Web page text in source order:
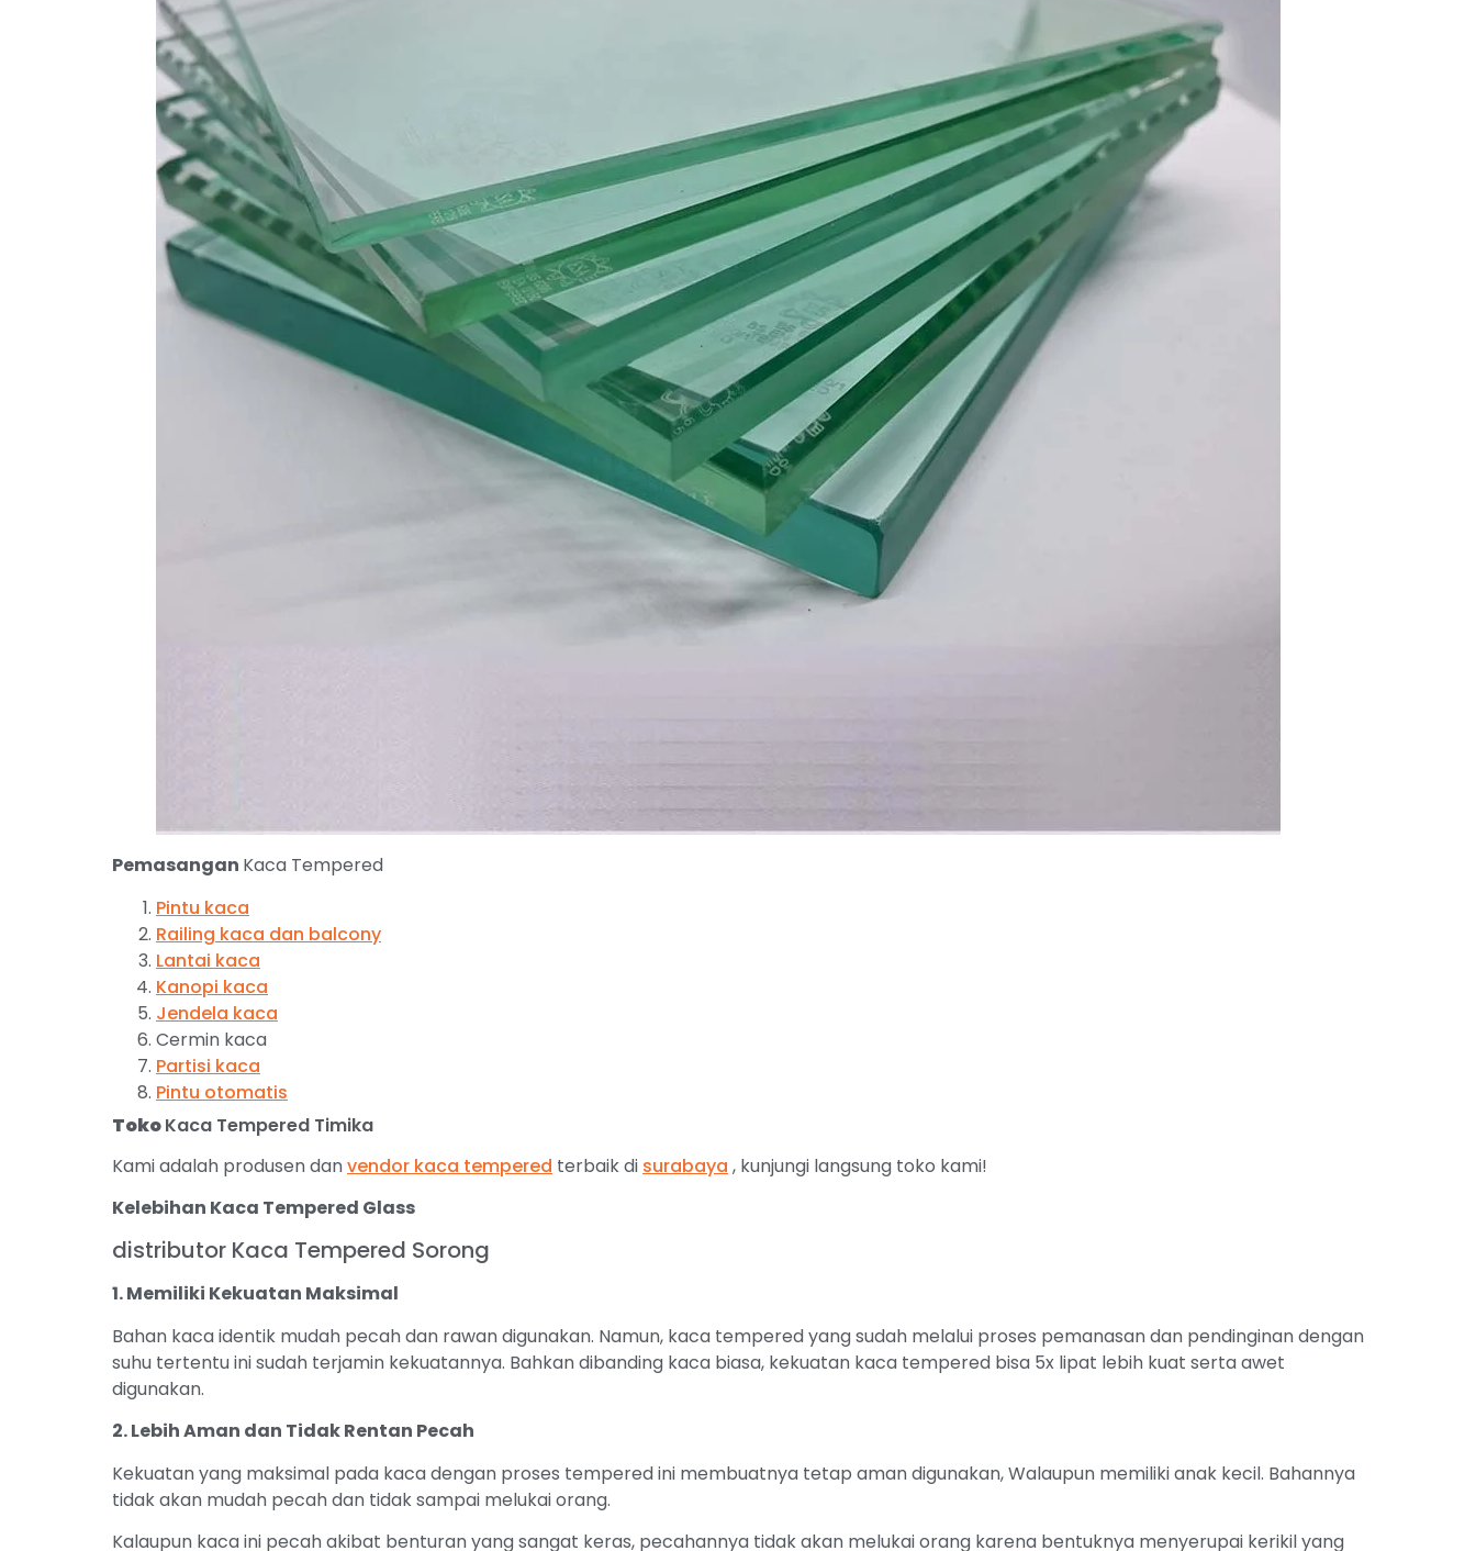
Pemasangan Kaca Tempered
Pintu kaca
Railing kaca dan balcony
Lantai kaca
Kanopi kaca
Jendela kaca
Cermin kaca
Partisi kaca
Pintu otomatis
TokoKaca Tempered Timika
Kami adalah produsen danvendor kaca tempered terbaik di surabaya , kunjungi langsung toko kami!
Kelebihan Kaca Tempered Glass
distributor Kaca Tempered Sorong
1. Memiliki Kekuatan Maksimal
Bahan kaca identik mudah pecah dan rawan digunakan. Namun, kaca tempered yang sudah melalui proses pemanasan dan pendinginan dengan
suhu tertentu ini sudah terjamin kekuatannya. Bahkan dibanding kaca biasa, kekuatan kaca tempered bisa 5x lipat lebih kuat serta awet
digunakan.
2. Lebih Aman dan Tidak Rentan Pecah
Kekuatan yang maksimal pada kaca dengan proses tempered ini membuatnya tetap aman digunakan, Walaupun memiliki anak kecil. Bahannya
tidak akan mudah pecah dan tidak sampai melukai orang.
Kalaupun kaca ini pecah akibat benturan yang sangat keras, pecahannya tidak akan melukai orang karena bentuknya menyerupai kerikil yang